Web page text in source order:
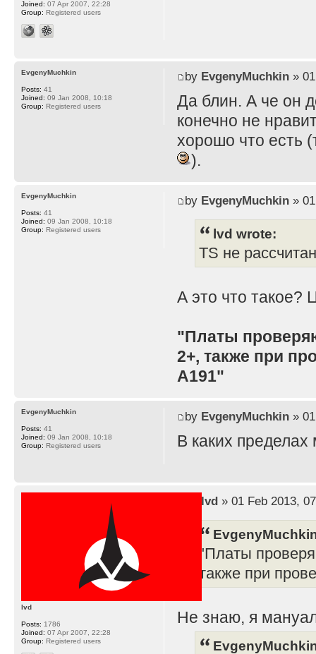
Joined: 07 Apr 2007, 22:28
Group: Registered users
by EvgenyMuchkin» 01
Да блин. А че он
конечно не
хорошо что есть
).
EvgenyMuchkin
Posts: 41
Joined: 09 Jan 2008, 10:18
Group: Registered users
by EvgenyMuchkin» 01
lvd wrote:
TS не
А это что такое?
"Платы
2+, также при
A191"
EvgenyMuchkin
Posts: 41
Joined: 09 Jan 2008, 10:18
Group: Registered users
by EvgenyMuchkin» 01
В каких
EvgenyMuchkin
Posts: 41
Joined: 09 Jan 2008, 10:18
Group: Registered users
lvd» 01 Feb 2013,
"Платы
также при
Не знаю, я
lvd
Posts: 1786
Joined: 07 Apr 2007, 22:28
Group: Registered users